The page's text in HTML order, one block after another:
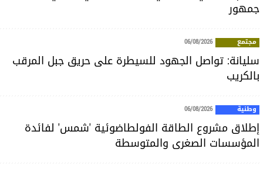
جمهور
مجتمع 06/08/2026
سليانة: تواصل الجهود للسيطرة على حريق جبل المرقب
بالكريب
وطنية 06/08/2026
إطلاق مشروع الطاقة الفولطاضوئية 'شمس' لفائدة
المؤسسات الصغرى والمتوسطة